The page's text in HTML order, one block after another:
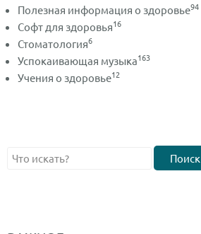
Полезная информация о здоровье94
Софт для здоровья16
Стоматология6
Успокаивающая музыка163
Учения о здоровье12
Поиск